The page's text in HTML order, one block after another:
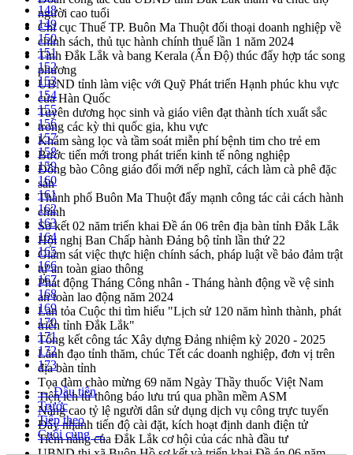
người cao tuổi
Chi cục Thuế TP. Buôn Ma Thuột đối thoại doanh nghiệp về
chính sách, thủ tục hành chính thuế lần 1 năm 2024
Tỉnh Đắk Lắk và bang Kerala (Ấn Độ) thúc đẩy hợp tác song
phương
UBND tỉnh làm việc với Quỹ Phát triển Hạnh phúc khu vực
của Hàn Quốc
Tuyên dương học sinh và giáo viên đạt thành tích xuất sắc
trong các kỳ thi quốc gia, khu vực
Khám sàng lọc và tầm soát miễn phí bệnh tim cho trẻ em
Bước tiến mới trong phát triển kinh tế nông nghiệp
Đồng bào Công giáo đổi mới nếp nghĩ, cách làm cà phê đặc
sản
Thành phố Buôn Ma Thuột đẩy mạnh công tác cải cách hành
chính
Sơ kết 02 năm triển khai Đề án 06 trên địa bàn tỉnh Đắk Lắk
Hội nghị Ban Chấp hành Đảng bộ tỉnh lần thứ 22
Giám sát việc thực hiện chính sách, pháp luật về bảo đảm trật
tự an toàn giao thông
Phát động Tháng Công nhân - Tháng hành động về vệ sinh
an toàn lao động năm 2024
Lan tỏa Cuộc thi tìm hiểu "Lịch sử 120 năm hình thành, phát
triển tỉnh Đắk Lắk"
Tổng kết công tác Xây dựng Đảng nhiệm kỳ 2020 - 2025
Lãnh đạo tỉnh thăm, chúc Tết các doanh nghiệp, đơn vị trên
địa bàn tỉnh
Tọa đàm chào mừng 69 năm Ngày Thầy thuốc Việt Nam
Tiện ích từ thông báo lưu trú qua phần mềm ASM
Nâng cao tỷ lệ người dân sử dụng dịch vụ công trực tuyến
Đẩy nhanh tiến độ cài đặt, kích hoạt định danh điện tử
Tiềm năng của Đắk Lắk cơ hội của các nhà đầu tư
148
149
150
151
152
153
154
155
156
157
158
159
160
161
162
163
164
165
166
167
168
169
170
171
172
173
← Đầu tiên
Trước
Tiếp theo
Cuối cùng →